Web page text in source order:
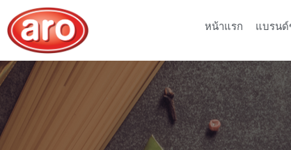
หน้าแรก แบรนด์